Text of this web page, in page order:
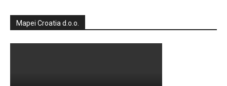
Mapei Croatia d.o.o.